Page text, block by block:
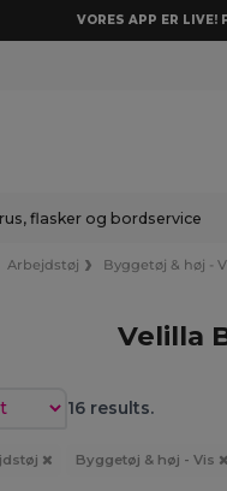
VORES APP ER LIVE!
flasker og bordservice
Arbejdstøj Byggetøj & høj -
Velilla
16 results.
Byggetøj & høj - Vis